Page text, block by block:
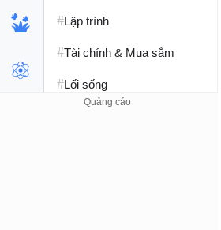
#Lập trình
#Tài chính & Mua sắm
#Lối sống